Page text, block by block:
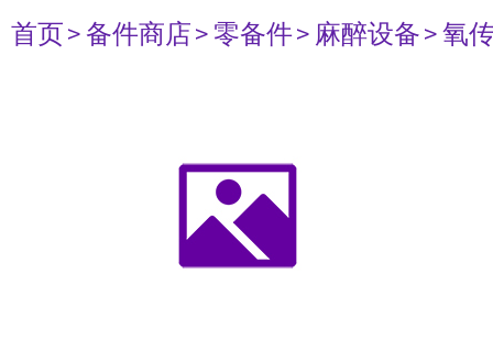
首页> 备件商店> 零备件> 麻醉设备> 氧